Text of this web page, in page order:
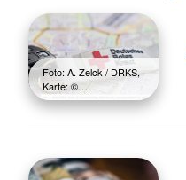
Foto: A. Zelck / DRKS,
Karte: ©…